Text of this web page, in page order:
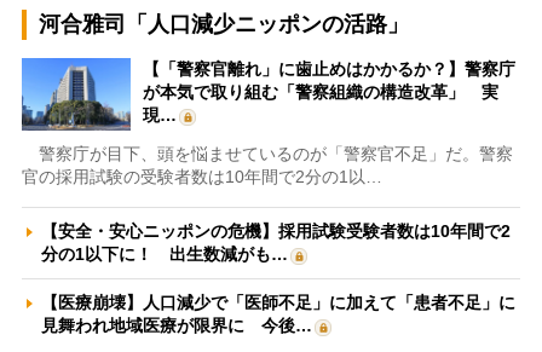
河合雅司「人口減少ニッポンの活路」
【「警察官離れ」に歯止めはかかるか？】警察庁
が本気で取り組む「警察組織の構造改革」 実
現…
警察庁が目下、頭を悩ませているのが「警察官不足」だ。警察
官の採用試験の受験者数は10年間で2分の1以…
【安全・安心ニッポンの危機】採用試験受験者数は10年間で2
分の1以下に！ 出生数減がも…
【医療崩壊】人口減少で「医師不足」に加えて「患者不足」に
見舞われ地域医療が限界に 今後…